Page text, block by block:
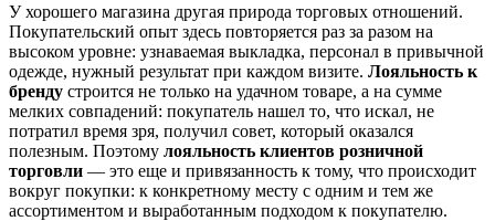
У хорошего магазина другая природа торговых отношений.
Покупательский опыт здесь повторяется раз за разом на
высоком уровне: узнаваемая выкладка, персонал в привычной
одежде, нужный результат при каждом визите. Лояльность к
бренду строится не только на удачном товаре, а на сумме
мелких совпадений: покупатель нашел то, что искал, не
потратил время зря, получил совет, который оказался
полезным. Поэтому лояльность клиентов розничной
торговли — это еще и привязанность к тому, что происходит
вокруг покупки: к конкретному месту с одним и тем же
ассортиментом и выработанным подходом к покупателю.